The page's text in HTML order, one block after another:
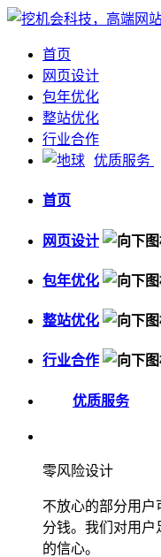
首页
网页设计
包年优化
整站优化
行业合作
优质服务
首页
网页设计
包年优化
整站优化
行业合作
优质服务
零风险设计
不放心的部分用
分钱。我们对用
的信心。